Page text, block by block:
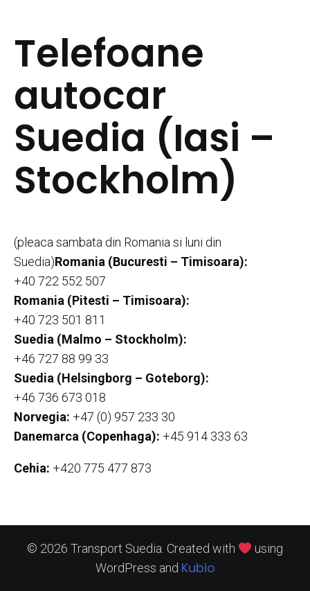
Telefoane
autocar
Suedia (Iasi –
Stockholm)
(pleaca sambata din Romania si luni din
Suedia)Romania (Bucuresti – Timisoara):
+40 722 552 507
Romania (Pitesti – Timisoara):
+40 723 501 811
Suedia (Malmo – Stockholm):
+46 727 88 99 33
Suedia (Helsingborg – Goteborg):
+46 736 673 018
Norvegia: +47 (0) 957 233 30
Danemarca (Copenhaga): +45 914 333 63
Cehia: +420 775 477 873
© 2026 Transport Suedia. Created with
using
WordPress and Kubio